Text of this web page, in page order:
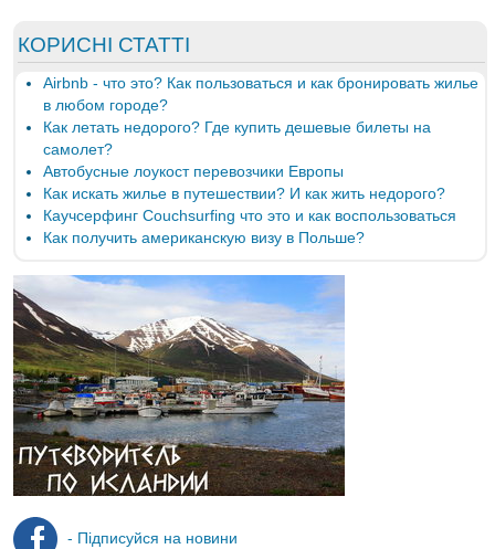
КОРИСНІ СТАТТІ
Airbnb - что это? Как пользоваться и как бронировать жилье
в любом городе?
Как летать недорого? Где купить дешевые билеты на
самолет?
Автобусные лоукост перевозчики Европы
Как искать жилье в путешествии? И как жить недорого?
Каучсерфинг Couchsurfing что это и как воспользоваться
Как получить американскую визу в Польше?
- Підписуйся на новини